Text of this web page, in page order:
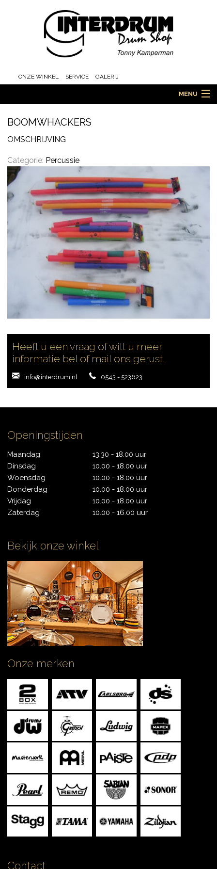
ONZE WINKEL SERVICE GALERIJ
MENU
HOME
DRUMS
ORCHESTRA EN MARCHING
DRUMSCHOOL
BOOMWHACKERS
OMSCHRIJVING
Categorie: Percussie
Heeft u een vraag of wilt u meer
informatie bel of mail ons gerust.
info@interdrum.nl 0543 - 523623
Openingstijden
Maandag
Dinsdag
Woensdag
Donderdag
Vrijdag
Zaterdag
13.30 - 18.00 uur
10.00 - 18.00 uur
10.00 - 18.00 uur
10.00 - 18.00 uur
10.00 - 18.00 uur
10.00 - 16.00 uur
Bekijk onze winkel
Onze merken
Contact